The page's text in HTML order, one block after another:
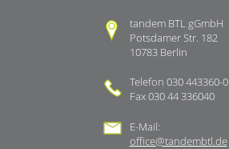
tandem BTL gGmbH
Potsdamer Str. 182
10783 Berlin
Telefon 030 443360-0
Fax 030 44 336040
E-Mail:
office@tandembtl.de